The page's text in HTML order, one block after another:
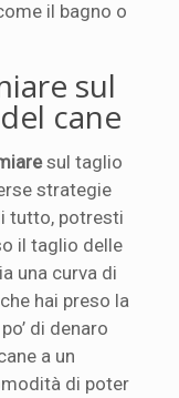
il bagno o
sul
cane
sul taglio
strategie
tutto, potresti
il taglio delle
una curva di
hai preso la
di denaro
a un
di poter